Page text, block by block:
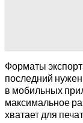
Форматы
последний
в мобильных
максимальное
хватает для